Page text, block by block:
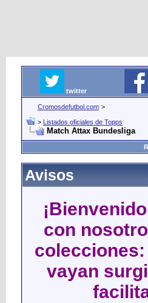
twitter
Cromosdefutbol.com >
> Listados oficiales de Topps
Match Attax Bundesliga
Avisos
con
vayan